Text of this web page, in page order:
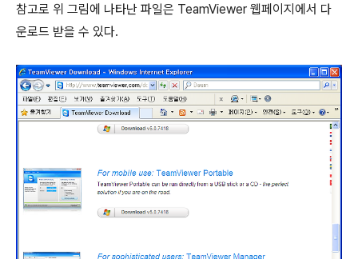
참고로 위 그림에 나타난 파일은 TeamViewer 웹페이지에서 다
운로드 받을 수 있다.